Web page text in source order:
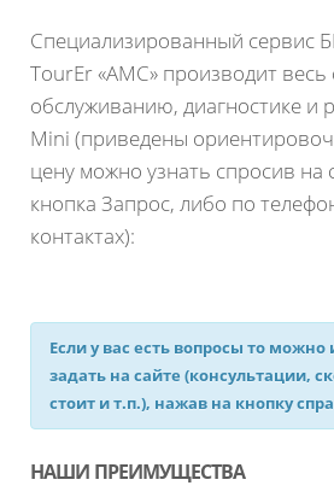
Специализированный сервис
TourЕr «АМС» производит весь
обслуживанию, диагностике и
Mini (приведены
цену можно узнать спросив
кнопка Запрос, либо по
контактах):
Если у вас есть вопросы то можно
задать на сайте (консультации,
стоит и т.п.), нажав на кнопку
НАШИ ПРЕИМУЩЕСТВА